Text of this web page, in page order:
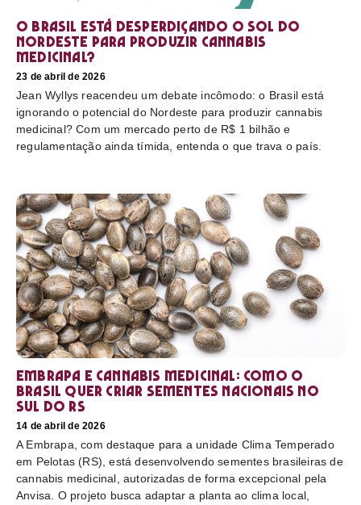
O Brasil está desperdiçando o sol do
nordeste para produzir cannabis
medicinal?
23 de abril de 2026
Jean Wyllys reacendeu um debate incômodo: o Brasil está
ignorando o potencial do Nordeste para produzir cannabis
medicinal? Com um mercado perto de R$ 1 bilhão e
regulamentação ainda tímida, entenda o que trava o país.
Embrapa e cannabis medicinal: como o
Brasil quer criar sementes nacionais no
sul do RS
14 de abril de 2026
A Embrapa, com destaque para a unidade Clima Temperado
em Pelotas (RS), está desenvolvendo sementes brasileiras de
cannabis medicinal, autorizadas de forma excepcional pela
Anvisa. O projeto busca adaptar a planta ao clima local,